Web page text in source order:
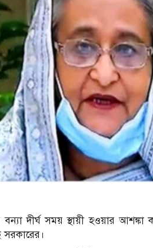
দীর্ঘ সময় স্থায়ী হওয়ার আশঙ্কা
সরকারের।